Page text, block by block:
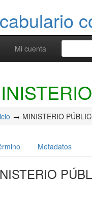
Mi cuenta
MINISTERIO
Metadatos